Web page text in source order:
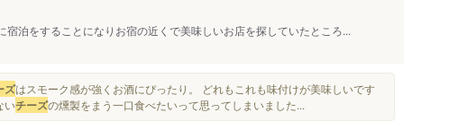
宿泊をすることになりお宿の近くで美味しいお店を探していたところ...
ズはスモーク感が強くお酒にぴったり。 どれもこれも味付けが美味しいです
いチーズの燻製をまう一口食べたいって思ってしまいました...